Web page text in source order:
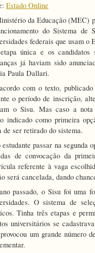
Estado Online
da Educação (MEC)
do Sistema de
federais que usam o
única e os candidatos
já haviam sido
Paula Dallari.
com o texto,
o período de inscrição,
o Sisu. Mas caso a
indicado como primeira
de ser retirado do sistema.
estudante passar na segunda
de convocação da
referente à vaga
será cancelada, dando
passado, o Sisu foi uma
O sistema de
Tinha três etapas e
universitários se
um grande número